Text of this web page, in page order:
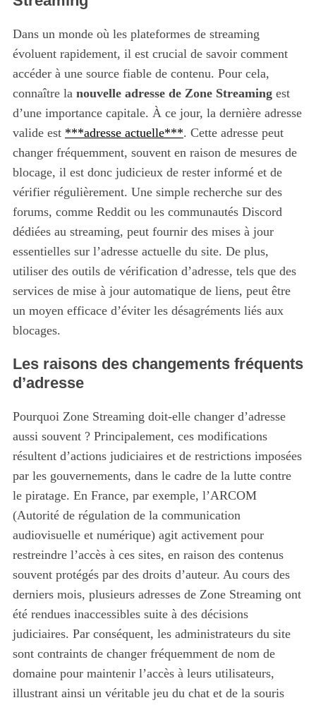
Dans un monde où les plateformes de streaming
évoluent rapidement, il est crucial de savoir comment
accéder à une source fiable de contenu. Pour cela,
connaître la nouvelle adresse de Zone Streamingest
d’une importance capitale. À ce jour, la dernière adresse
valide est ***adresse actuelle***. Cette adresse peut
changer fréquemment, souvent en raison de mesures de
blocage, il est donc judicieux de rester informé et de
vérifier régulièrement. Une simple recherche sur des
forums, comme Reddit ou les communautés Discord
dédiées au streaming, peut fournir des mises à jour
essentielles sur l’adresse actuelle du site. De plus,
utiliser des outils de vérification d’adresse, tels que des
services de mise à jour automatique de liens, peut être
un moyen efficace d’éviter les désagréments liés aux
blocages.
Les raisons des changements fréquents
d’adresse
Pourquoi Zone Streaming doit-elle changer d’adresse
aussi souvent ? Principalement, ces modifications
résultent d’actions judiciaires et de restrictions imposées
par les gouvernements, dans le cadre de la lutte contre
le piratage. En France, par exemple, l’ARCOM
(Autorité de régulation de la communication
audiovisuelle et numérique) agit activement pour
restreindre l’accès à ces sites, en raison des contenus
souvent protégés par des droits d’auteur. Au cours des
derniers mois, plusieurs adresses de Zone Streaming ont
été rendues inaccessibles suite à des décisions
judiciaires. Par conséquent, les administrateurs du site
sont contraints de changer fréquemment de nom de
domaine pour maintenir l’accès à leurs utilisateurs,
illustrant ainsi un véritable jeu du chat et de la souris